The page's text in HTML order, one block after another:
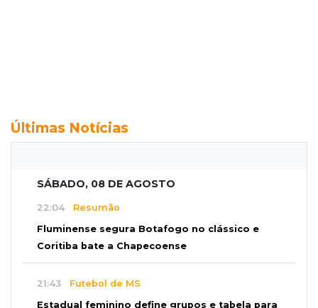
Últimas Notícias
SÁBADO, 08 DE AGOSTO
22:04 Resumão
Fluminense segura Botafogo no clássico e
Coritiba bate a Chapecoense
21:43 Futebol de MS
Estadual feminino define grupos e tabela para